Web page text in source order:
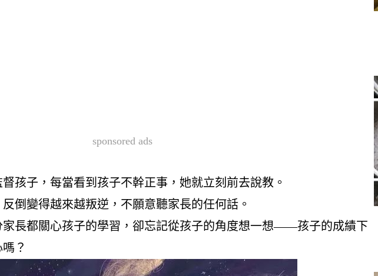
sponsored ads
孩子，每當看到孩子不幹正事，她就立刻前去說教。
倒變得越來越叛逆，不願意聽家長的任何話。
家長都關心孩子的學習，卻忘記從孩子的角度想一想——孩子的成績下
？